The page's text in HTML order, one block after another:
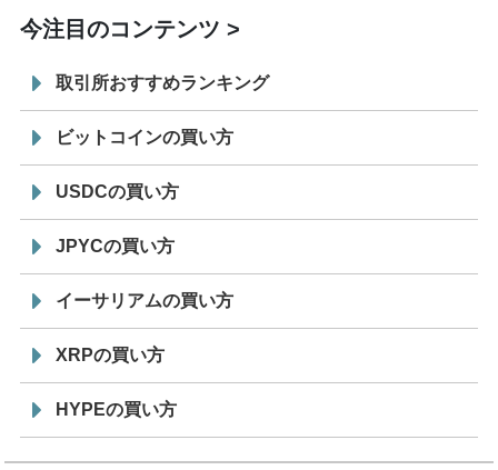
今注目のコンテンツ
取引所おすすめランキング
ビットコインの買い方
USDCの買い方
JPYCの買い方
イーサリアムの買い方
XRPの買い方
HYPEの買い方